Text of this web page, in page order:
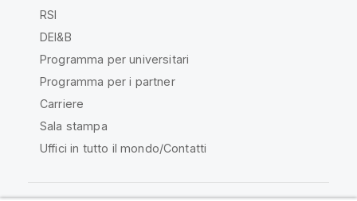
RSI
DEI&B
Programma per universitari
Programma per i partner
Carriere
Sala stampa
Uffici in tutto il mondo/Contatti